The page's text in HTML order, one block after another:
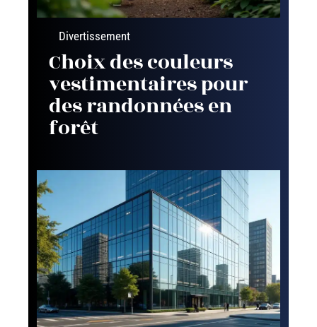
Divertissement
Choix des couleurs
vestimentaires pour
des randonnées en
forêt